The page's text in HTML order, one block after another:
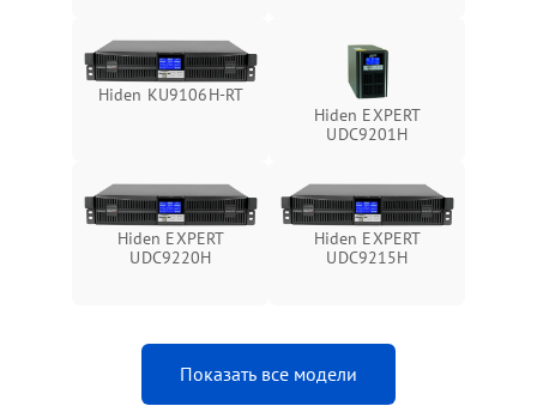
Повреждение внутренних
проводов
Подробнее →
Подробнее →
Поломка системы защиты
от перегрузок
1000 ₽ Подробнее →
Повреждение системы
защиты от перегрева
Hiden KU9106H-RT
Hiden EXPERT
UDC9201H
Hiden EXPERT
UDC9220H
Hiden EXPERT
UDC9215H
Показать все модели